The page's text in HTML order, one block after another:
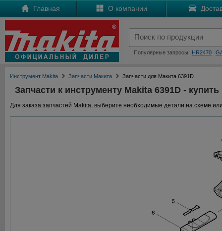
Главная О компании
Популярные запросы: HR2470
Инструмент Makita Запчасти Макита Запчасти для Макита 6391D
Запчасти к инструменту Makita 6391D -
Для заказа запчастей Makita, выберите необходимые детали на схеме